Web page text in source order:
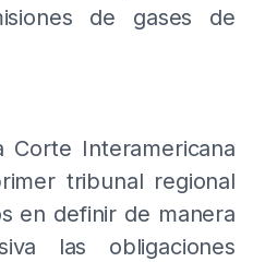
de gases de
Corte Interamericana
tribunal regional
en definir de manera
las obligaciones